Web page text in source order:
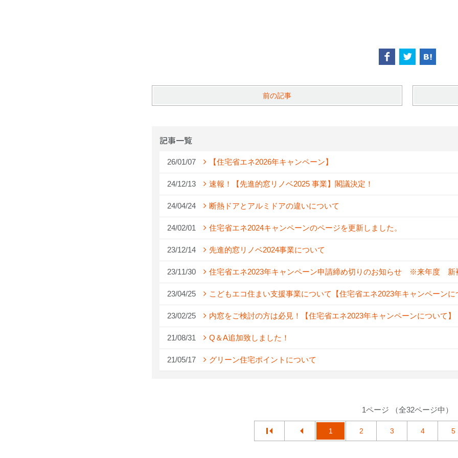
前の記事
記事一覧
26/01/07 【住宅省エネ2026年キャンペーン】
24/12/13 速報！【先進的窓リノベ2025 事業】閣議決定！
24/04/24 断熱ドアとアルミドアの違いについて
24/02/01 住宅省エネ2024キャンペーンのページを更新しました。
23/12/14 先進的窓リノベ2024事業について
23/11/30 住宅省エネ2023年キャンペーン申請締め切りのお知らせ ※来年度 新
23/04/25 こどもエコ住まい支援事業について【住宅省エネ2023年キャンペーンに
23/02/25 内窓をご検討の方は必見！【住宅省エネ2023年キャンペーンについて】
21/08/31 Q＆A追加致しました！
21/05/17 グリーン住宅ポイントについて
1ページ （全32ページ中）
1 2 3 4 5